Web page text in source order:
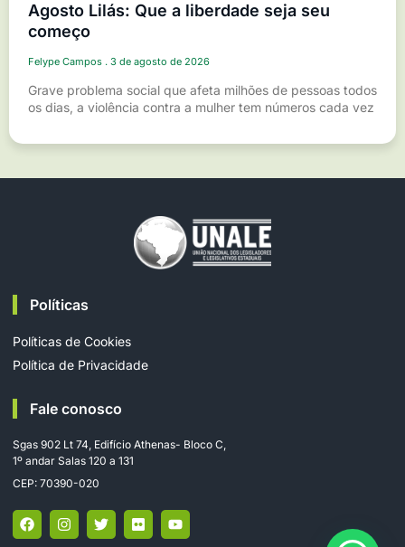
Agosto Lilás: Que a liberdade seja seu
começo
Felype Campos 3 de agosto de 2026
Grave problema social que afeta milhões de pessoas todos
os dias, a violência contra a mulher tem números cada vez
Políticas
Políticas de Cookies
Política de Privacidade
Fale conosco
Sgas 902 Lt 74, Edifício Athenas- Bloco C,
1º andar Salas 120 a 131
CEP: 70390-020